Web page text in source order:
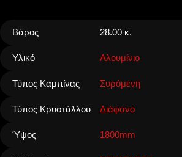
Βάρος 28.00 κ.
Υλικό Αλουμίνιο
Τύπος Καμπίνας Συρόμενη
Τύπος Κρυστάλλου Διάφανο
Ύψος 1800mm